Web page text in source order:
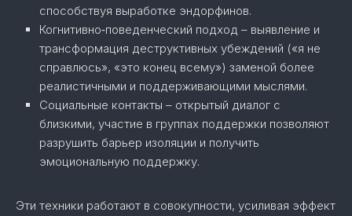
способствуя выработке эндорфинов.
Когнитивно‑поведенческий подход – выявление и
трансформация деструктивных убеждений («я не
справлюсь», «это конец всему») заменой более
реалистичными и поддерживающими мыслями.
Социальные контакты – открытый диалог с
близкими, участие в группах поддержки позволяют
разрушить барьер изоляции и получить
эмоциональную поддержку.
Эти техники работают в совокупности, усиливая эффект